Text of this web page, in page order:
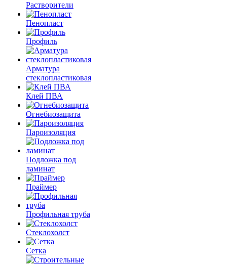
Растворители
Пенопласт
Профиль
Арматура
стеклопластиковая
Клей ПВА
Огнебиозащита
Пароизоляция
Подложка под
ламинат
Праймер
Профильная труба
Стеклохолст
Сетка